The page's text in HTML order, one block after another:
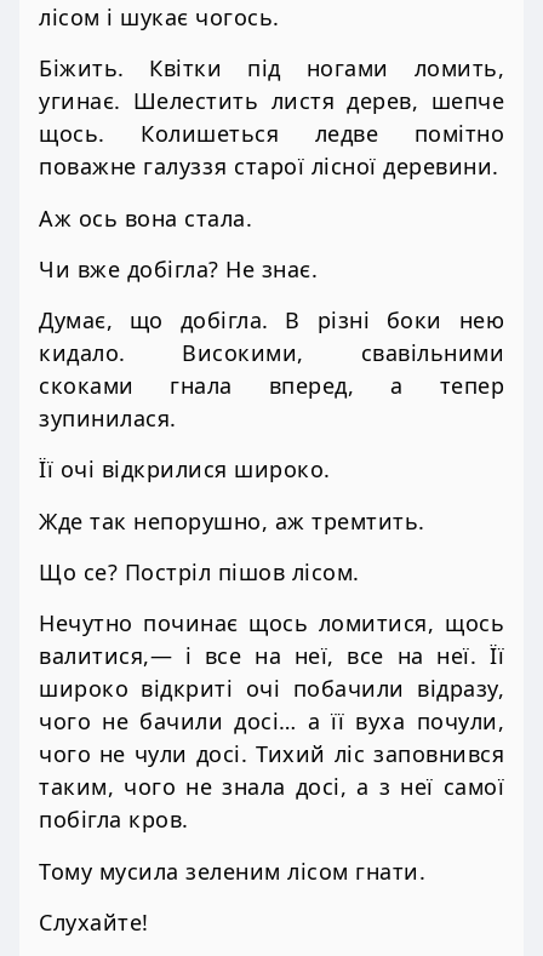
лісом і шукає чогось.
Біжить. Квітки під ногами ломить,
угинає. Шелестить листя дерев, шепче
щось. Колишеться ледве помітно
поважне галуззя старої лісної деревини.
Аж ось вона стала.
Чи вже добігла? Не знає.
Думає, що добігла. В різні боки нею
кидало. Високими, свавільними
скоками гнала вперед, а тепер
зупинилася.
Її очі відкрилися широко.
Жде так непорушно, аж тремтить.
Що се? Постріл пішов лісом.
Нечутно починає щось ломитися, щось
валитися,— і все на неї, все на неї. Її
широко відкриті очі побачили відразу,
чого не бачили досі… а її вуха почули,
чого не чули досі. Тихий ліс заповнився
таким, чого не знала досі, а з неї самої
побігла кров.
Тому мусила зеленим лісом гнати.
Слухайте!